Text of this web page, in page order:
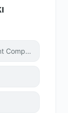
Lana Del Rey – Mariners Apartment Complex